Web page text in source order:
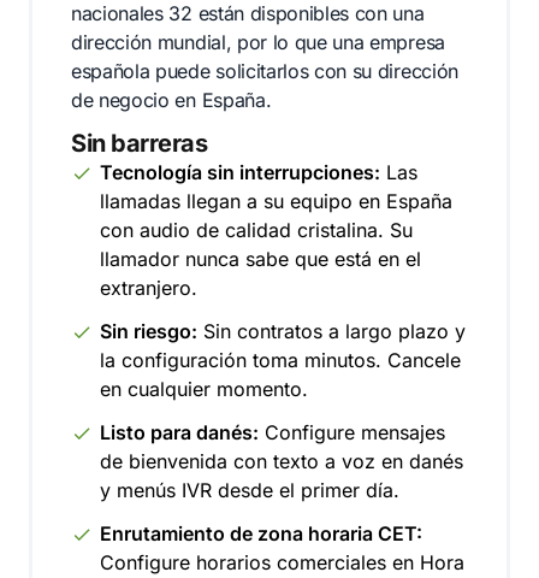
nacionales 32 están disponibles con una
dirección mundial, por lo que una empresa
española puede solicitarlos con su dirección
de negocio en España.
Sin barreras
Tecnología sin interrupciones: Las
llamadas llegan a su equipo en España
con audio de calidad cristalina. Su
llamador nunca sabe que está en el
extranjero.
Sin riesgo: Sin contratos a largo plazo y
la configuración toma minutos. Cancele
en cualquier momento.
Listo para danés: Configure mensajes
de bienvenida con texto a voz en danés
y menús IVR desde el primer día.
Enrutamiento de zona horaria CET:
Configure horarios comerciales en Hora